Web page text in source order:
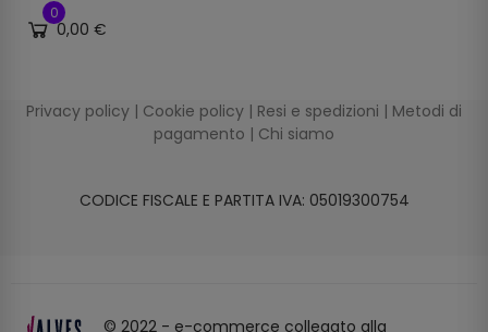
0
0,00 €
Privacy policy | Cookie policy | Resi e spedizioni | Metodi di
pagamento | Chi siamo
CODICE FISCALE E PARTITA IVA: 05019300754
© 2022 - e-commerce collegato alla